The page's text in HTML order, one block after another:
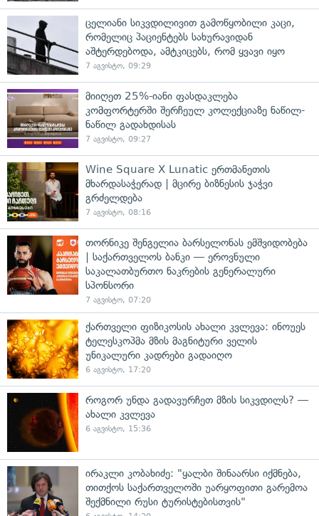
ცელიანი სიკვდილივით გამოწყობილი კაცი,
რომელიც პაციენტებს სახურავიდან
აშტერდებოდა, ამტკიცებს, რომ ყვავი იყო
7 აგვისტო, 09:29
მიიღეთ 25%-იანი ფასდაკლება
კომფორტერში შერჩეულ კოლექციაზე ნაწილ-
ნაწილ გადახდისას
7 აგვისტო, 09:27
Wine Square X Lunatic ერთმანეთის
მხარდასაჭერად | მცირე ბიზნესის ჯაჭვი
გრძელდება
7 აგვისტო, 08:16
თორნიკე შენგელია ბარსელონას ემშვიდობება
| საქართველოს ბანკი — ეროვნული
საკალათბურთო ნაკრების გენერალური
სპონსორი
7 აგვისტო, 07:20
ქართველი ფიზიკოსის ახალი კვლევა: ინოუეს
ტელესკოპმა მზის მაგნიტური ველის
უნიკალური კადრები გადაიღო
6 აგვისტო, 17:20
როგორ უნდა გადავურჩეთ მზის სიკვდილს? —
ახალი კვლევა
6 აგვისტო, 15:36
ირაკლი კობახიძე: "ყალბი შინაარსი იქმნება,
თითქოს საქართველოში უარყოფითი გარემოა
შექმნილი რუსი ტურისტებისთვის"